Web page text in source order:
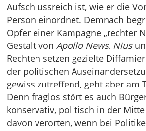
Aufschlussreich ist, wie er die
Person einordnet. Demnach
Opfer einer Kampagne „rechter
Gestalt von Apollo News, Nius
Rechten setzen gezielte
der politischen
gewiss zutreffend, geht aber am
Denn fraglos stört es auch
konservativ, politisch in der
davon verorten, wenn bei